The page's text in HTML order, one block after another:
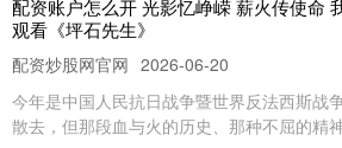
配资账户怎么开 光影忆峥嵘 薪火传使命
观看《坪石先生》
配资炒股网官网 2026-06-20
今年是中国人民抗日战争暨世界反法西斯战
散去，但那段血与火的历史、那种不屈的精